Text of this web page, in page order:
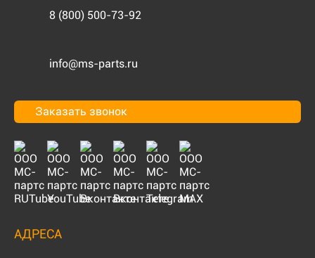
8 (800) 500-73-92
info@ms-parts.ru
Заказать звонок
АДРЕСА